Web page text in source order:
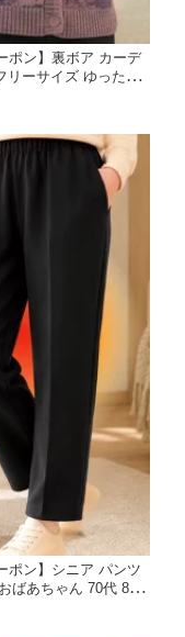
ポン】裏ボア カーデ
リーサイズ ゆったり
袖 女性用 アウター
ポン】シニア パンツ
ばあちゃん 70代 80
日本製 腰曲がり 体
暖かい